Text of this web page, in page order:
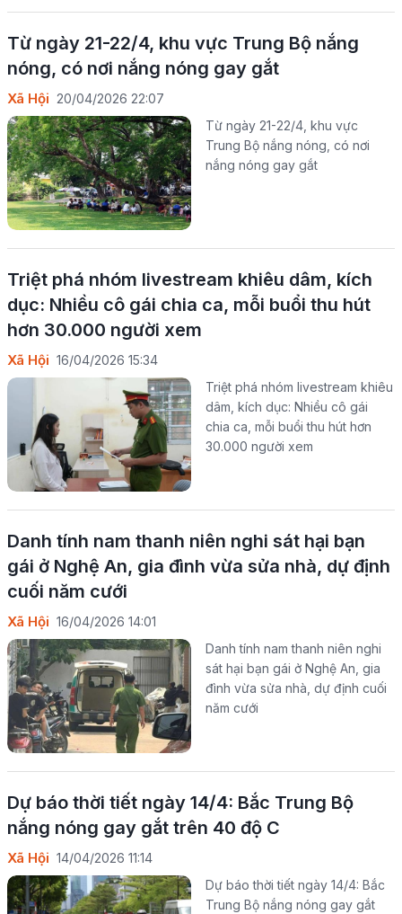
Từ ngày 21-22/4, khu vực Trung Bộ nắng
nóng, có nơi nắng nóng gay gắt
Xã Hội 20/04/2026 22:07
Từ ngày 21-22/4, khu vực
Trung Bộ nắng nóng, có nơi
nắng nóng gay gắt
Triệt phá nhóm livestream khiêu dâm, kích
dục: Nhiều cô gái chia ca, mỗi buổi thu hút
hơn 30.000 người xem
Xã Hội 16/04/2026 15:34
Triệt phá nhóm livestream khiêu
dâm, kích dục: Nhiều cô gái
chia ca, mỗi buổi thu hút hơn
30.000 người xem
Danh tính nam thanh niên nghi sát hại bạn
gái ở Nghệ An, gia đình vừa sửa nhà, dự định
cuối năm cưới
Xã Hội 16/04/2026 14:01
Danh tính nam thanh niên nghi
sát hại bạn gái ở Nghệ An, gia
đình vừa sửa nhà, dự định cuối
năm cưới
Dự báo thời tiết ngày 14/4:​ Bắc Trung Bộ
nắng nóng gay gắt trên 40 độ C
Xã Hội 14/04/2026 11:14
Dự báo thời tiết ngày 14/4:​ Bắc
Trung Bộ nắng nóng gay gắt